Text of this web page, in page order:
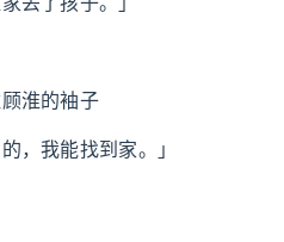
淮的袖子
，我能找到家。」